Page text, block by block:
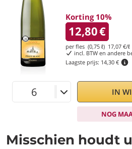
Korting 10%
12,80€
per fles (0,75 ℓ) 17,07 €/ℓ
incl. BTW en andere
Laagste prijs: 14,30 €
IN
NOG
Misschien houdt